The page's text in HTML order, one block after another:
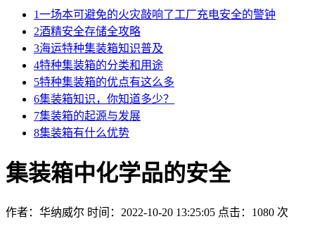
1一场本可避免的火灾敲响了工厂充电安全的警钟
2酒精安全存储全攻略
3海运特种集装箱知识普及
4特种集装箱的分类和用途
5特种集装箱的优点有这么多
6集装箱知识，你知道多少？
7集装箱的起源与发展
8集装箱有什么优势
集装箱中化学品的安全
作者：华纳威尔 时间：2022-10-20 13:25:05 点击：1080 次